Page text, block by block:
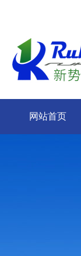
网站首页